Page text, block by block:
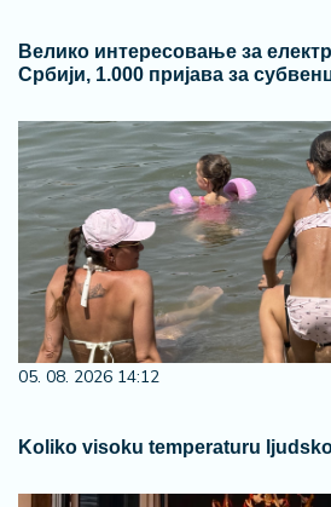
Велико интересовање за
Србији, 1.000 пријава за
05. 08. 2026 14:12
Koliko visoku temperaturu